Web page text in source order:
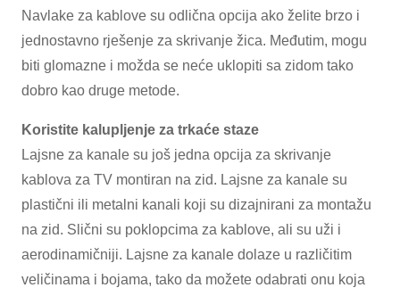
Navlake za kablove su odlična opcija ako želite brzo i
jednostavno rješenje za skrivanje žica. Međutim, mogu
biti glomazne i možda se neće uklopiti sa zidom tako
dobro kao druge metode.
Koristite kalupljenje za trkaće staze
Lajsne za kanale su još jedna opcija za skrivanje
kablova za TV montiran na zid. Lajsne za kanale su
plastični ili metalni kanali koji su dizajnirani za montažu
na zid. Slični su poklopcima za kablove, ali su uži i
aerodinamičniji. Lajsne za kanale dolaze u različitim
veličinama i bojama, tako da možete odabrati onu koja